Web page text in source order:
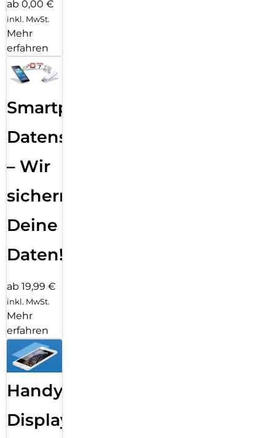
ab 0,00 €
inkl. MwSt.
Mehr
erfahren
Smartphone
Datensicherung
– Wir
sichern
Deine
Daten!
ab 19,99 €
inkl. MwSt.
Mehr
erfahren
Handy
Displayfolie